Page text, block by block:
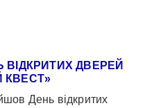
ВІДКРИТИХ ДВЕРЕЙ
КВЕСТ»
День відкритих